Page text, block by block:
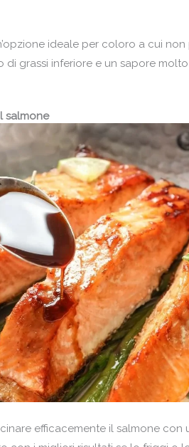
ideale per coloro a cui
grassi inferiore e un sapore
salmone
efficacemente il salmone